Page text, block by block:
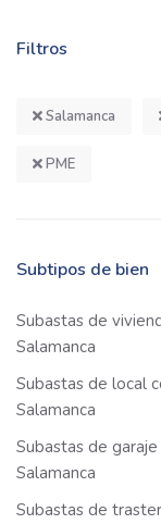
Filtros
Salamanca
PME
Subtipos de bien
Subastas de
Salamanca
Subastas de local
Salamanca
Subastas de
Salamanca
Subastas de